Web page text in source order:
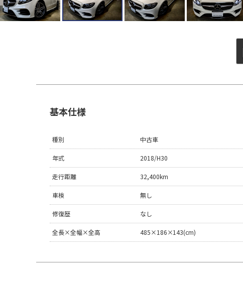
基本仕様
種別 中古車
年式 2018/H30
走行距離 32,400km
車検 無し
修復歴 なし
全長×全幅×全高 485×186×143(cm)